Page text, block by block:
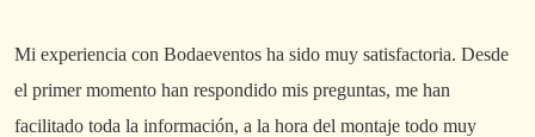
Mi experiencia con Bodaeventos ha sido muy satisfactoria. Desde
el primer momento han respondido mis preguntas, me han
facilitado toda la información, a la hora del montaje todo muy